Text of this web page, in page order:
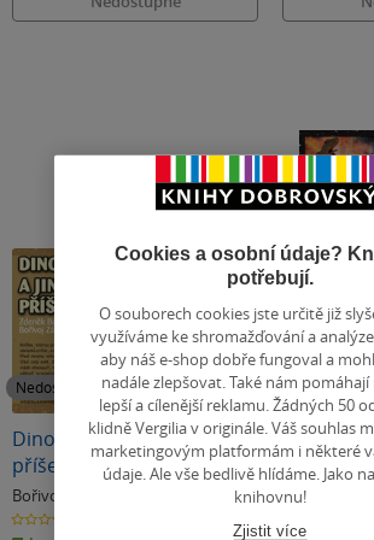
Nedostupné
Dinosauři a jiné pravěké
příšery
Bořivoj Záruba
0.0
z
Nedostupné
Záhady
a
Bořivoj
z
Cookies a osobní údaje?
potřebují.
O souborech cookies jste určitě již
využíváme ke shromažďování a
aby náš e-shop dobře fungoval a
nadále zlepšovat. Také nám
lepší a cílenější reklamu. Žádných 50
klidně Vergilia v originále. Váš souhlas
marketingovým platformám i některé
údaje. Ale vše bedlivě hlídáme. Jako
knihovnu!
Zjistit více